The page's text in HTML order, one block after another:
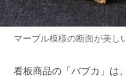
マーブル模様の断面が美
看板商品の「バブカ」は